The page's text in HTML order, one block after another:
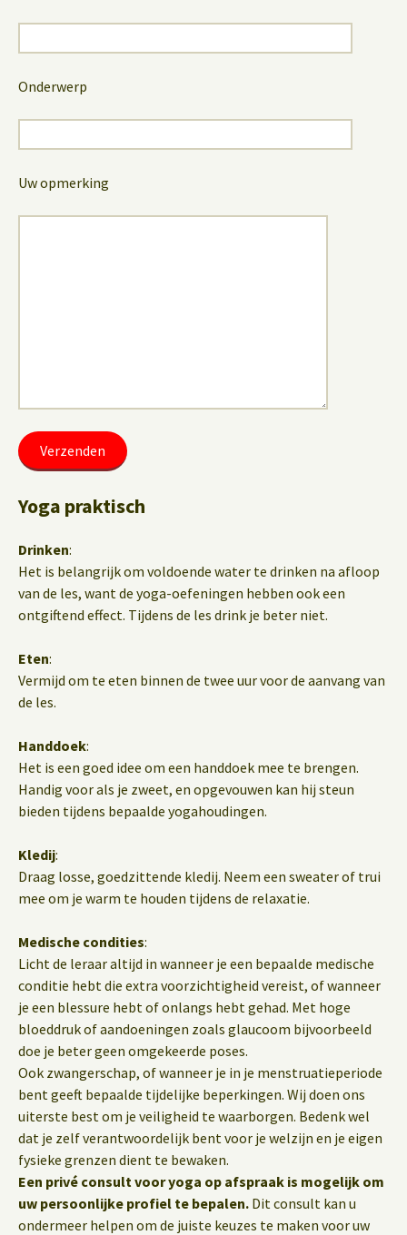
Onderwerp
Uw opmerking
Yoga praktisch
Drinken:
Het is belangrijk om voldoende water te drinken na afloop
van de les, want de yoga-oefeningen hebben ook een
ontgiftend effect. Tijdens de les drink je beter niet.
Eten:
Vermijd om te eten binnen de twee uur voor de aanvang van
de les.
Handdoek:
Het is een goed idee om een handdoek mee te brengen.
Handig voor als je zweet, en opgevouwen kan hij steun
bieden tijdens bepaalde yogahoudingen.
Kledij:
Draag losse, goedzittende kledij. Neem een sweater of trui
mee om je warm te houden tijdens de relaxatie.
Medische condities:
Licht de leraar altijd in wanneer je een bepaalde medische
conditie hebt die extra voorzichtigheid vereist, of wanneer
je een blessure hebt of onlangs hebt gehad. Met hoge
bloeddruk of aandoeningen zoals glaucoom bijvoorbeeld
doe je beter geen omgekeerde poses.
Ook zwangerschap, of wanneer je in je menstruatieperiode
bent geeft bepaalde tijdelijke beperkingen. Wij doen ons
uiterste best om je veiligheid te waarborgen. Bedenk wel
dat je zelf verantwoordelijk bent voor je welzijn en je eigen
fysieke grenzen dient te bewaken.
Een privé consult voor yoga op afspraak is mogelijk om
uw persoonlijke profiel te bepalen. Dit consult kan u
ondermeer helpen om de juiste keuzes te maken voor uw